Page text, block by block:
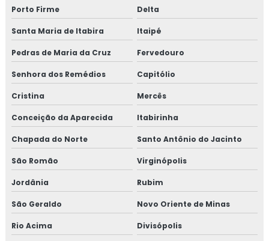
Porto Firme Delta
Santa Maria de Itabira Itaipé
Pedras de Maria da Cruz Fervedouro
Senhora dos Remédios Capitólio
Cristina Mercês
Conceição da Aparecida Itabirinha
Chapada do Norte Santo Antônio do Jacinto
São Romão Virginópolis
Jordânia Rubim
São Geraldo Novo Oriente de Minas
Rio Acima Divisópolis